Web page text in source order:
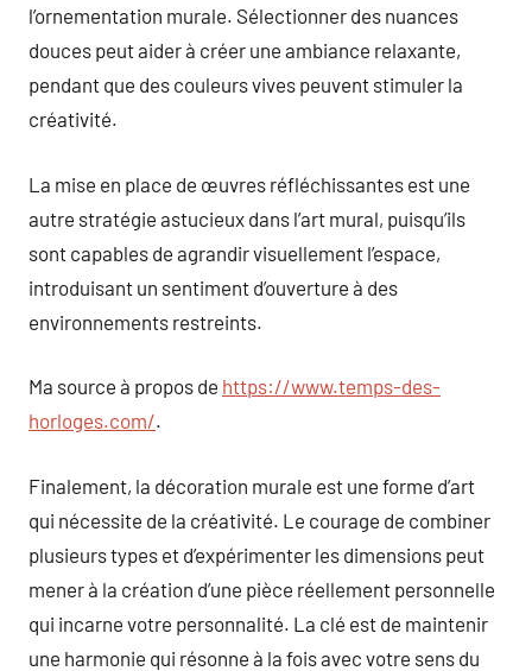
l’ornementation murale. Sélectionner des nuances
douces peut aider à créer une ambiance relaxante,
pendant que des couleurs vives peuvent stimuler la
créativité.
La mise en place de œuvres réfléchissantes est une
autre stratégie astucieux dans l’art mural, puisqu’ils
sont capables de agrandir visuellement l’espace,
introduisant un sentiment d’ouverture à des
environnements restreints.
Ma source à propos de https://www.temps-des-
horloges.com/.
Finalement, la décoration murale est une forme d’art
qui nécessite de la créativité. Le courage de combiner
plusieurs types et d’expérimenter les dimensions peut
mener à la création d’une pièce réellement personnelle
qui incarne votre personnalité. La clé est de maintenir
une harmonie qui résonne à la fois avec votre sens du